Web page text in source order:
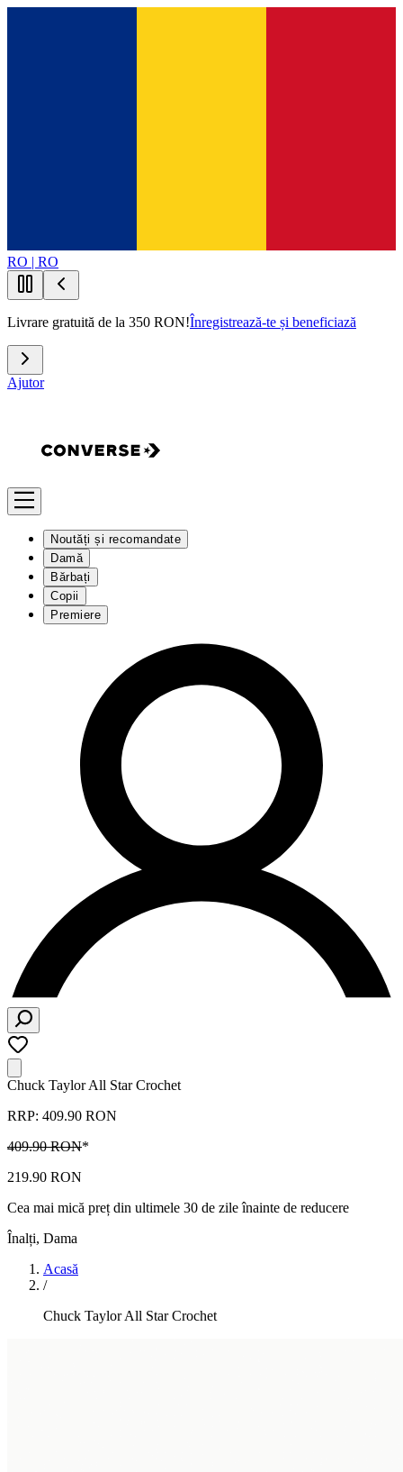
RO | RO
Livrare gratuită de la 350 RON!Înregistrează-te și beneficiază
Ajutor
Noutăți și recomandate
Damă
Bărbați
Copii
Premiere
Chuck Taylor All Star Crochet
RRP: 409.90 RON
409.90 RON*
219.90 RON
Cea mai mică preț din ultimele 30 de zile înainte de reducere
Înalți, Dama
Acasă
/
Chuck Taylor All Star Crochet